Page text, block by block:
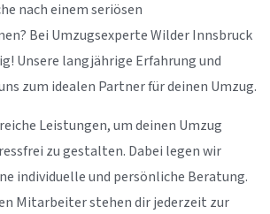
nach einem seriösen
Bei Umzugsexperte Wilder Innsbruck
Unsere langjährige Erfahrung und
zum idealen Partner für deinen Umzug.
Leistungen, um deinen Umzug
zu gestalten. Dabei legen wir
individuelle und persönliche Beratung.
Mitarbeiter stehen dir jederzeit zur